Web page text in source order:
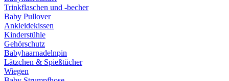
Trinkflaschen und -becher
Baby Pullover
Ankleidekissen
Kinderstühle
Gehörschutz
Babyhaarnadelnpin
Lätzchen & Spießtücher
Wiegen